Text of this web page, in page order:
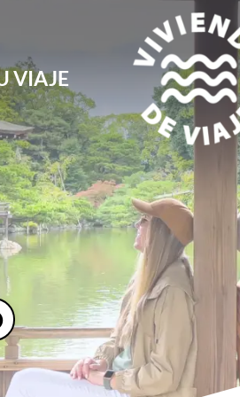
VIAJE
Viviendo
Blog de viajes,